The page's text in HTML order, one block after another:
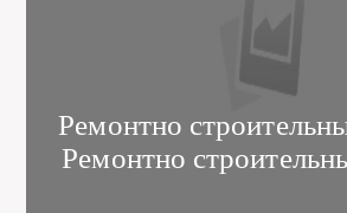
Pемонтно
Ремонтно